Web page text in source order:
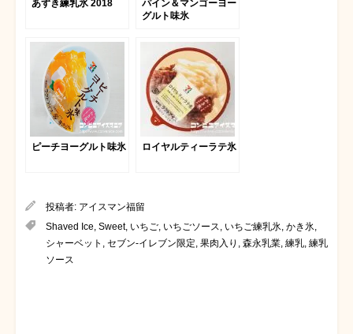
あずき練乳氷 2018
パイン＆マンゴーヨー
グルト味氷
ピーチヨーグルト味氷 ロイヤルティーラテ氷
投稿者: アイスマン福留
Shaved Ice, Sweet, いちご, いちごソース, いちご練乳氷, かき氷,
シャーベット , セブン-イレブン限定, 果肉入り , 森永乳業, 練乳, 練乳
ソース